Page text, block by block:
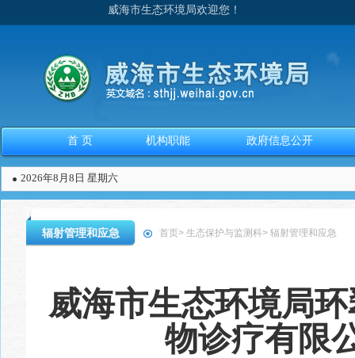
威海市生态环境局欢迎您！
首 页 机构职能 政府信息公开
2026年8月8日 星期六
辐射管理和应急 首页> 生态保护与监测科> 辐射管理和应急
威海市生态环境局
物诊疗有限